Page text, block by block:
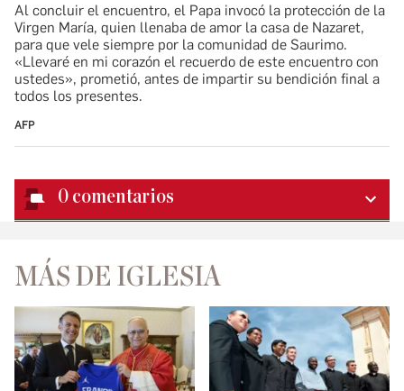
Al concluir el encuentro, el Papa invocó la protección de la
Virgen María, quien llenaba de amor la casa de Nazaret,
para que vele siempre por la comunidad de Saurimo.
«Llevaré en mi corazón el recuerdo de este encuentro con
ustedes», prometió, antes de impartir su bendición final a
todos los presentes.
AFP
0 comentarios
MÁS DE IGLESIA